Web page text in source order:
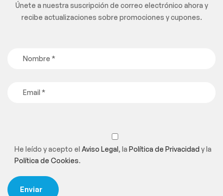
Únete a nuestra suscripción de correo electrónico ahora y
recibe actualizaciones sobre promociones y cupones.
He leído y acepto el Aviso Legal, la Política de Privacidady la
Política de Cookies.